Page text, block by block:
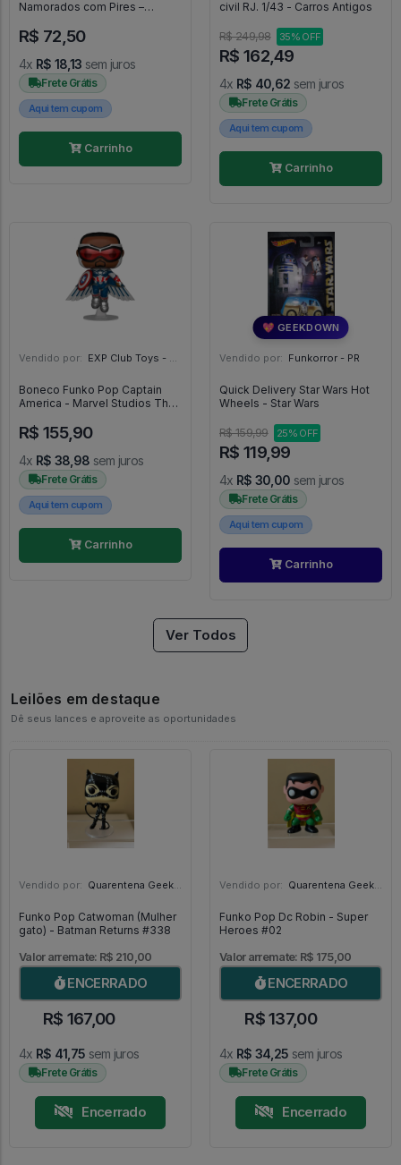
Namorados com Pires –
R$ 72,50
4x R$ 18,13 sem juros
Frete Grátis
Aqui tem cupom
Carrinho
civil RJ. 1/43 - Carros Antigos
R$ 249,98 35% OFF
R$ 162,49
4x R$ 40,62 sem juros
Frete Grátis
Aqui tem cupom
Carrinho
Vendido por: EXP Club Toys - SP
Boneco Funko Pop Captain
America - Marvel Studios The
#817
R$ 155,90
4x R$ 38,98 sem juros
Frete Grátis
Aqui tem cupom
Carrinho
💖 GEEKDOWN
Vendido por: Funkorror - PR
Quick Delivery Star Wars Hot
Wheels - Star Wars
R$ 159,99 25% OFF
R$ 119,99
4x R$ 30,00 sem juros
Frete Grátis
Aqui tem cupom
Carrinho
Ver Todos
Leilões em destaque
Dê seus lances e aproveite as oportunidades
Vendido por: Quarentena Geek Store - SP
Funko Pop Catwoman (Mulher
gato) - Batman Returns #338
Valor arremate: R$ 210,00
ENCERRADO
R$ 167,00
4x R$ 41,75 sem juros
Frete Grátis
Encerrado
Vendido por: Quarentena Geek Store - SP
Funko Pop Dc Robin - Super
Heroes #02
Valor arremate: R$ 175,00
ENCERRADO
R$ 137,00
4x R$ 34,25 sem juros
Frete Grátis
Encerrado